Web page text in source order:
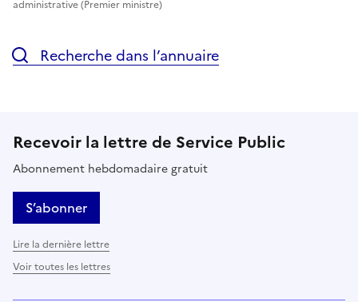
administrative (Premier ministre)
Recherche dans l’annuaire
Recevoir la lettre de Service Public
Abonnement hebdomadaire gratuit
S’abonner
Lire la dernière lettre
Voir toutes les lettres